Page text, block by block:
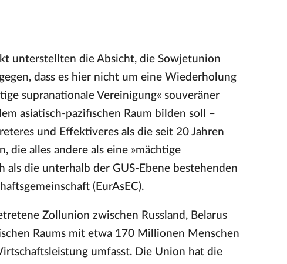
unterstellten die Absicht, die Sowjetunion
dass es hier nicht um eine Wiederholung
supranationale Vereinigung« souveräner
asiatisch-pazifischen Raum bilden soll –
und Effektiveres als die seit 20 Jahren
die alles andere als eine »mächtige
als die unterhalb der GUS-Ebene bestehenden
(EurAsEC).
Zollunion zwischen Russland, Belarus
Raums mit etwa 170 Millionen Menschen
umfasst. Die Union hat die